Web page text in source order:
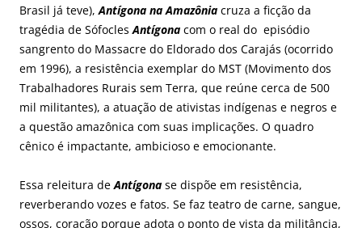
Brasil já teve),Antígona na Amazônia cruza a ficção da
tragédia de SófoclesAntígona com o real do episódio
sangrento do Massacre do Eldorado dos Carajás (ocorrido
em 1996), a resistência exemplar do MST (Movimento dos
Trabalhadores Rurais sem Terra, que reúne cerca de 500
mil militantes), a atuação de ativistas indígenas e negros e
a questão amazônica com suas implicações. O quadro
cênico é impactante, ambicioso e emocionante.
Essa releitura deAntígona se dispõe em resistência,
reverberando vozes e fatos. Se faz teatro de carne, sangue,
ossos, coração porque adota o ponto de vista da militância,